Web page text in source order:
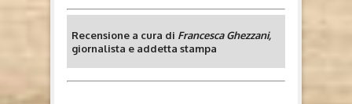
Recensione a cura di Francesca Ghezzani,
giornalista e addetta stampa